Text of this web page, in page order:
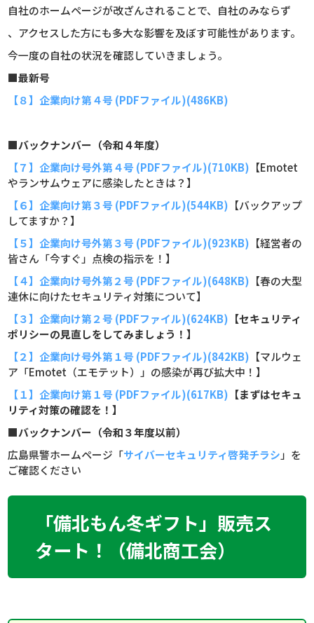
自社のホームページが改ざんされることで、自社のみならず
、アクセスした方にも多大な影響を及ぼす可能性があります。
今一度の自社の状況を確認していきましょう。
■最新号
【８】企業向け第４号 (PDFファイル)(486KB)
■バックナンバー（令和４年度）
【７】企業向け号外第４号 (PDFファイル)(710KB) 【Emotet
やランサムウェアに感染したときは？​】
【６】企業向け第３号 (PDFファイル)(544KB) 【バックアップ
してますか？】
【５】企業向け号外第３号 (PDFファイル)(923KB) 【経営者の
皆さん「今すぐ」点検の指示を！】
【４】企業向け号外第２号 (PDFファイル)(648KB) 【春の大型
連休に向けたセキュリティ対策について】
【３】企業向け第２号 (PDFファイル)(624KB) 【セキュリティ
ポリシーの見直しをしてみましょう！】
【２】企業向け号外第１号 (PDFファイル)(842KB) 【マルウェ
ア「Emotet（エモテット）」の感染が再び拡大中！​】
【１】企業向け第１号 (PDFファイル)(617KB) 【まずはセキュ
リティ対策の確認を！】
■バックナンバー（令和３年度以前）
広島県警ホームページ「サイバーセキュリティ啓発チラシ」を
ご確認ください
「備北もん冬ギフト」販売ス
タート！（備北商工会）